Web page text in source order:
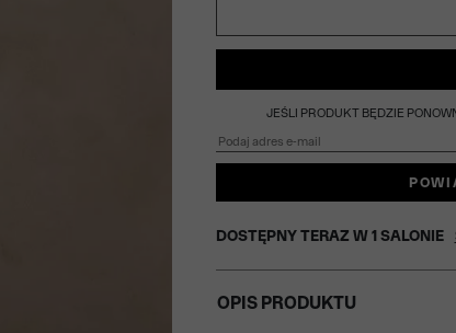
JEŚLI PRODUKT BĘDZIE
DOSTĘPNY TERAZ W1SALONIE
OPIS PRODUKTU